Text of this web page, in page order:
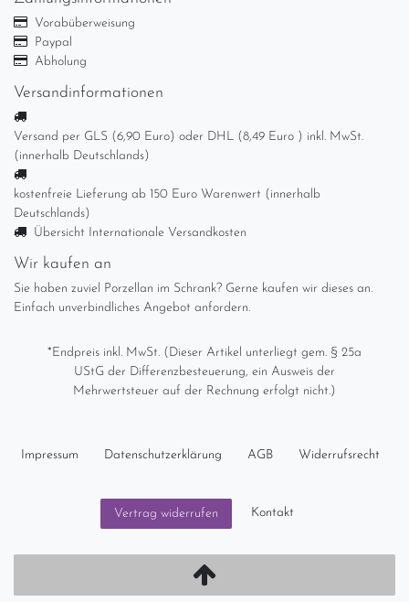
Vorabüberweisung
Paypal
Abholung
Versandinformationen
Versand per GLS (6,90 Euro) oder DHL (8,49 Euro ) inkl. MwSt.
(innerhalb Deutschlands)
kostenfreie Lieferung ab 150 Euro Warenwert (innerhalb
Deutschlands)
Übersicht Internationale Versandkosten
Wir kaufen an
Sie haben zuviel Porzellan im Schrank? Gerne kaufen wir dieses an.
Einfach unverbindliches Angebot anfordern.
*Endpreis inkl. MwSt. (Dieser Artikel unterliegt gem. § 25a
UStG der Differenzbesteuerung, ein Ausweis der
Mehrwertsteuer auf der Rechnung erfolgt nicht.)
Impressum Daten­schutz­erklärung AGB Widerrufs­recht
Vertrag widerrufen Kontakt